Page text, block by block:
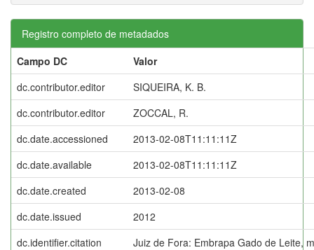
Registro completo de metadados
Campo DC
Valor
dc.contributor.editor
SIQUEIRA, K. B.
dc.contributor.editor
ZOCCAL, R.
dc.date.accessioned
2013-02-08T11:11:11Z
dc.date.available
2013-02-08T11:11:11Z
dc.date.created
2013-02-08
dc.date.issued
2012
dc.identifier.citation
Juiz de Fora: Embrapa Gado de Leite,